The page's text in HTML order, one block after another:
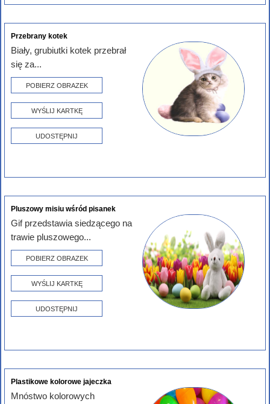
Przebrany kotek
Biały, grubiutki kotek przebrał
się za...
POBIERZ OBRAZEK
WYŚLIJ KARTKĘ
UDOSTĘPNIJ
Pluszowy misiu wśród pisanek
Gif przedstawia siedzącego na
trawie pluszowego...
POBIERZ OBRAZEK
WYŚLIJ KARTKĘ
UDOSTĘPNIJ
Plastikowe kolorowe jajeczka
Mnóstwo kolorowych